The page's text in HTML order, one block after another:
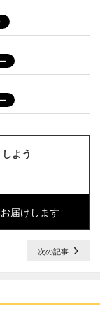
しよう
届けします
次の記事